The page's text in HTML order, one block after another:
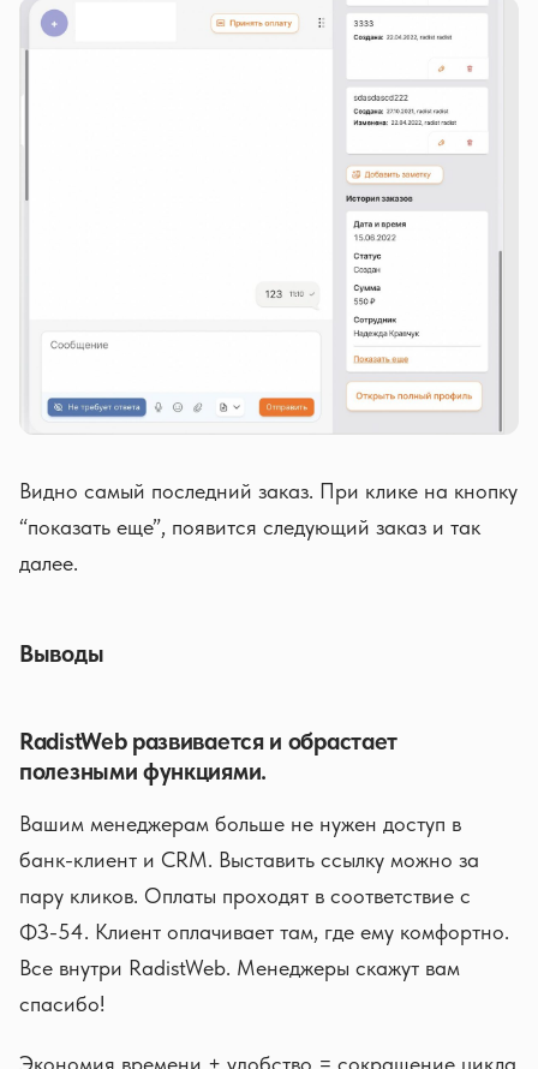
Видно самый последний заказ. При клике на кнопку
“показать еще”, появится следующий заказ и так
далее.
Выводы
RadistWeb развивается и обрастает
полезными функциями.
Вашим менеджерам больше не нужен доступ в
банк-клиент и CRM. Выставить ссылку можно за
пару кликов. Оплаты проходят в соответствие с
ФЗ-54. Клиент оплачивает там, где ему комфортно.
Все внутри RadistWeb. Менеджеры скажут вам
спасибо!
Экономия времени + удобство = сокращение цикла